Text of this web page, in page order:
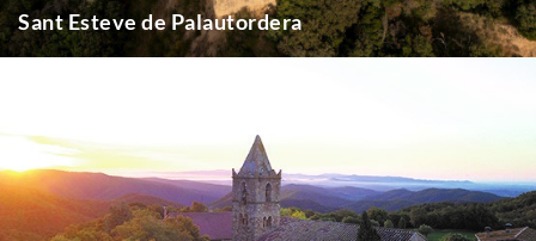
Sant Esteve de Palautordera